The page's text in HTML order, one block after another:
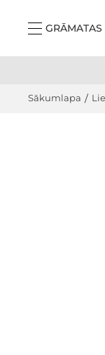
GRĀMATAS
Sākumlapa /